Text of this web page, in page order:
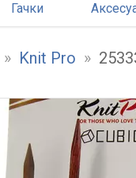
Гачки
» Knit Pro »